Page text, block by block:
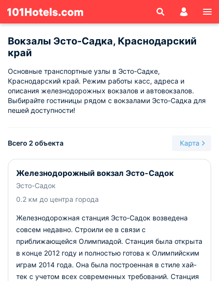
Вокзалы Эсто-Садка, Краснодарский
край
Основные транспортные узлы в Эсто-Садке,
Краснодарский край. Режим работы касс, адреса и
описания железнодорожных вокзалов и автовокзалов.
Выбирайте гостиницы рядом с вокзалами Эсто-Садка для
пешей доступности!
Всего 2 объекта Карта
Железнодорожный вокзал Эсто-Садок
Эсто-Садок
0.2 км до центра города
Железнодорожная станция Эсто-Садок возведена
совсем недавно. Строили ее в связи с
приближающейся Олимпиадой. Станция была открыта
в конце 2012 году и полностью готова к Олимпийским
играм 2014 года. Она была построенная в стиле хай-
тек с учетом всех современных требований. Станция